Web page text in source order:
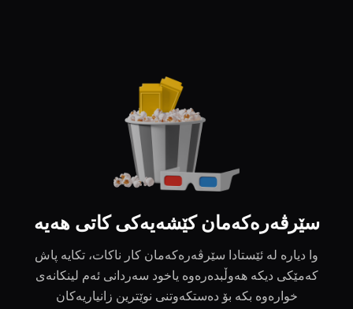
سێرڤەرەکەمان کێشەیەکی کاتی هەیە
وا دیارە لە ئێستادا سێرڤەرەکەمان کار ناکات، تکایە پاش
کەمێکی دیکە هەوڵبدەرەوە یاخود سەردانی ئەم لینکانەی
خوارەوە بکە بۆ دەستکەوتنی نوێترین زانیاریەکان